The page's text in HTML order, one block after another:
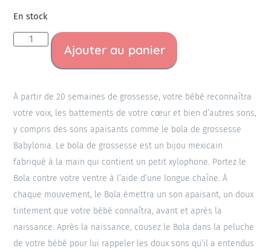
En stock
Ajouter au panier
À partir de 20 semaines de grossesse, votre bébé reconnaîtra
votre voix, les battements de votre cœur et bien d’autres sons,
y compris des sons apaisants comme le bola de grossesse
Babylonia. Le bola de grossesse est un bijou mexicain
fabriqué à la main qui contient un petit xylophone. Portez le
Bola contre votre ventre à l’aide d’une longue chaîne. À
chaque mouvement, le Bola émettra un son apaisant, un doux
tintement que votre bébé connaîtra, avant et après la
naissance. Après la naissance, cousez le Bola dans la peluche
de votre bébé pour lui rappeler les doux sons qu’il a entendus